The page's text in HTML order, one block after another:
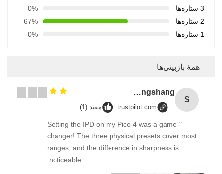
3 ستاره‌ها
0%
2 ستاره‌ها
67%
1 ستاره‌ها
0%
همهٔ بازبینی‌ها
S
Songshang
trustpilot.com مفید (1)
"Setting the IPD on my Pico 4 was a game-
changer! The three physical presets cover most
ranges, and the difference in sharpness is
noticeable.